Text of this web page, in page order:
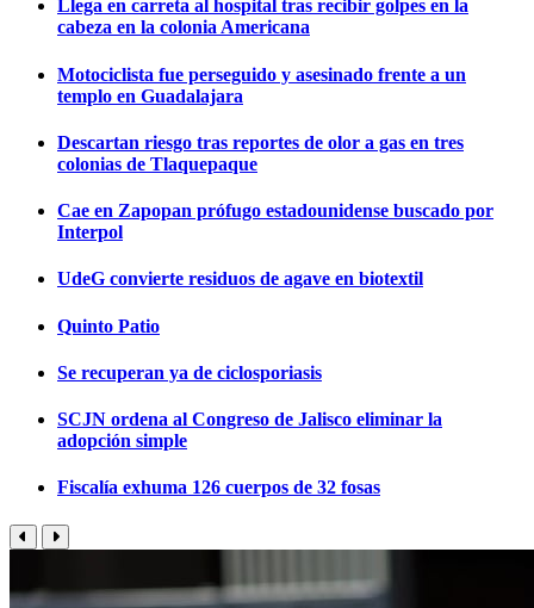
Llega en carreta al hospital tras recibir golpes en la
cabeza en la colonia Americana
Motociclista fue perseguido y asesinado frente a un
templo en Guadalajara
Descartan riesgo tras reportes de olor a gas en tres
colonias de Tlaquepaque
Cae en Zapopan prófugo estadounidense buscado por
Interpol
UdeG convierte residuos de agave en biotextil
Quinto Patio
Se recuperan ya de ciclosporiasis
SCJN ordena al Congreso de Jalisco eliminar la
adopción simple
Fiscalía exhuma 126 cuerpos de 32 fosas